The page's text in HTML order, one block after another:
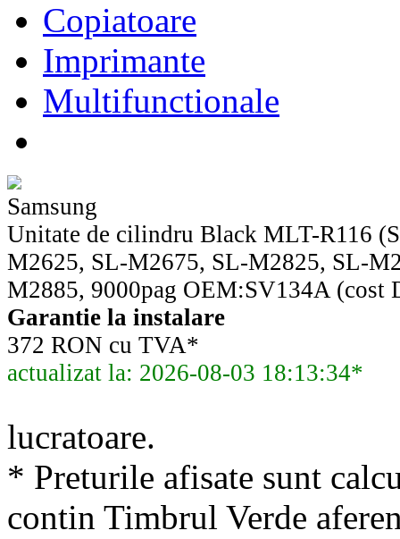
Copiatoare
Imprimante
Multifunctionale
Samsung
Unitate de cilindru Black MLT-R116
M2625, SL-M2675, SL-M2825, SL-
M2885, 9000pag OEM:SV134A (cost
Garantie la instalare
372 RON cu TVA*
actualizat la: 2026-08-03 18:13:34*
lucratoare.
* Preturile afisate sunt
contin Timbrul Verde